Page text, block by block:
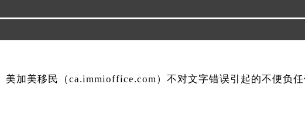
美加美移民（ca.immioffice.com）不对文字错误引起的不便负任